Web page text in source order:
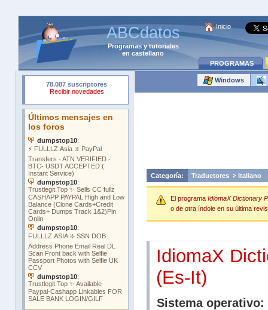
ABCdatos
Programasytutoriales
en castellano
Inicio
PROGRAMAS
Windows
Categoría: Traductores Italiano
El programa IdiomaX Dictionary
o de otra índole en su última
IdiomaX
(Es-It)
Sistema operativo: